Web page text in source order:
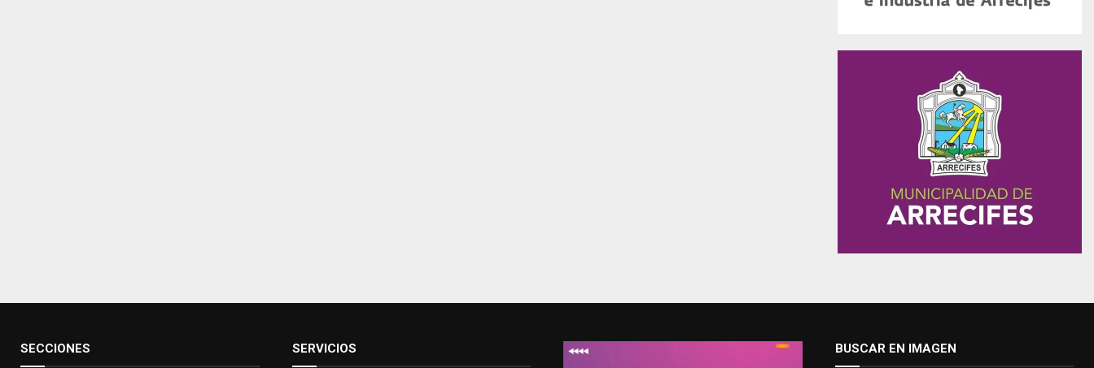
SECCIONES SERVICIOS BUSCAR EN IMAGEN